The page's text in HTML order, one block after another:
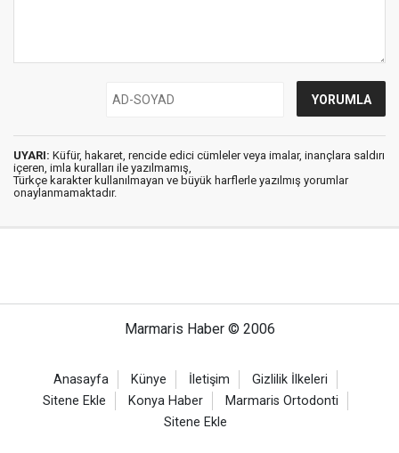
UYARI: Küfür, hakaret, rencide edici cümleler veya imalar, inançlara saldırı
içeren, imla kuralları ile yazılmamış,
Türkçe karakter kullanılmayan ve büyük harflerle yazılmış yorumlar
onaylanmamaktadır.
Marmaris Haber © 2006
Anasayfa Künye İletişim
Gizlilik İlkeleri
Sitene Ekle
Konya Haber
Marmaris Ortodonti
Sitene Ekle